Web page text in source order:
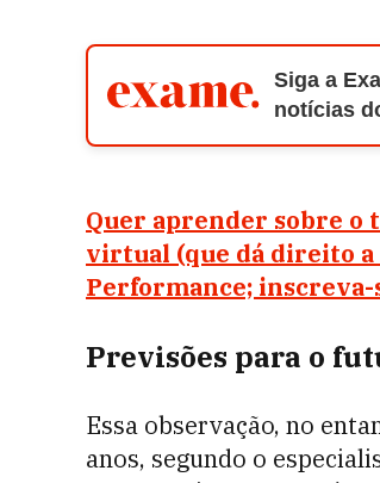
Siga a
notícias
Quer aprender sobre o
virtual (que dá direito
Performance; inscreva-
Previsões para o
Essa observação, no
anos, segundo o